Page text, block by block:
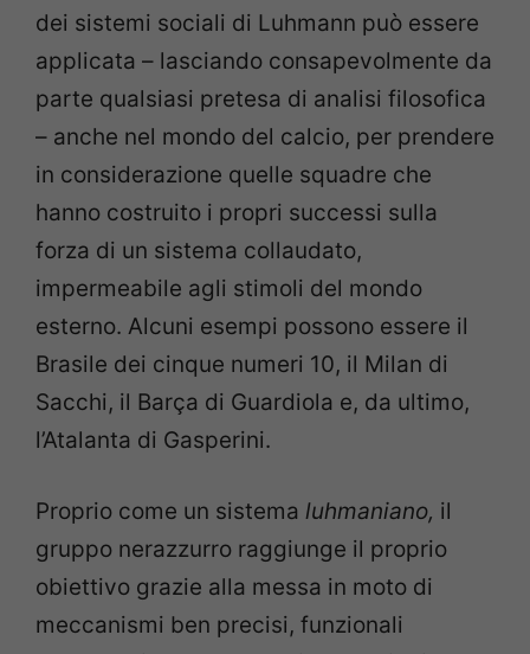
dei sistemi sociali di Luhmann può essere
applicata – lasciando consapevolmente da
parte qualsiasi pretesa di analisi filosofica
– anche nel mondo del calcio, per prendere
in considerazione quelle squadre che
hanno costruito i propri successi sulla
forza di un sistema collaudato,
impermeabile agli stimoli del mondo
esterno. Alcuni esempi possono essere il
Brasile dei cinque numeri 10, il Milan di
Sacchi, il Barça di Guardiola e, da ultimo,
l’Atalanta di Gasperini.
Proprio come un sistema luhmaniano, il
gruppo nerazzurro raggiunge il proprio
obiettivo grazie alla messa in moto di
meccanismi ben precisi, funzionali